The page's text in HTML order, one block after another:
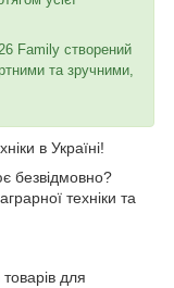
Family створений
та зручними,
в Україні!
безвідмовно?
техніки та
для